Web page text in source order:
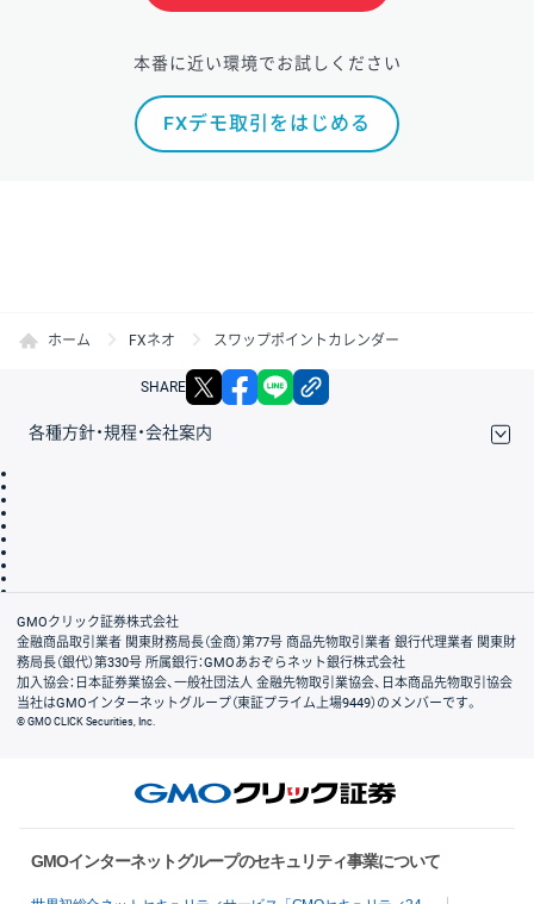
本番に近い環境でお試しください
FXデモ取引をはじめる
ホーム FXネオ スワップポイントカレンダー
SHARE X facebook
各種方針・規程・会社案内
会社案内
GMOクリック証券株式会社
金融商品取引業者 関東財務局長（金商）第77号 商品先物取引業者 銀行代理業者 関東財
務局長（銀代）第330号 所属銀行：GMOあおぞらネット銀行株式会社
加入協会：日本証券業協会、一般社団法人 金融先物取引業協会、日本商品先物取引協会
当社はGMOインターネットグループ（東証プライム上場9449）のメンバーです。
© GMO CLICK Securities, Inc.
GMOインターネットグループのセキュリティ事業について